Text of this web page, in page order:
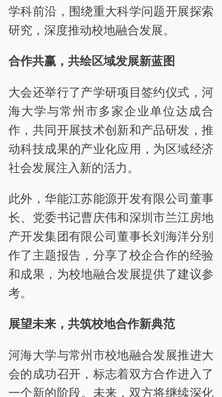
学科前沿，围绕重大科学问题开展探索
研究，深度推动校地融合发展。
合作共赢，共绘区域发展新蓝图
大会还举行了产学研项目签约仪式，河
海大学与常州市多家企业单位达成合
作，共同开展技术创新和产品研发，推
动科技成果的产业化应用，为区域经济
社会发展注入新的活力。
此外，华能江苏能源开发有限公司董事
长、党委书记曹庆伟和深圳市兰江房地
产开发集团有限公司董事长刘海洋分别
作了主题报告，分享了校企合作的经验
和成果，为校地融合发展提供了建议参
考。
展望未来，共筑校地合作新典范
河海大学与常州市校地融合发展推进大
会的成功召开，标志着双方合作进入了
一个新的阶段。未来，双方将继续深化